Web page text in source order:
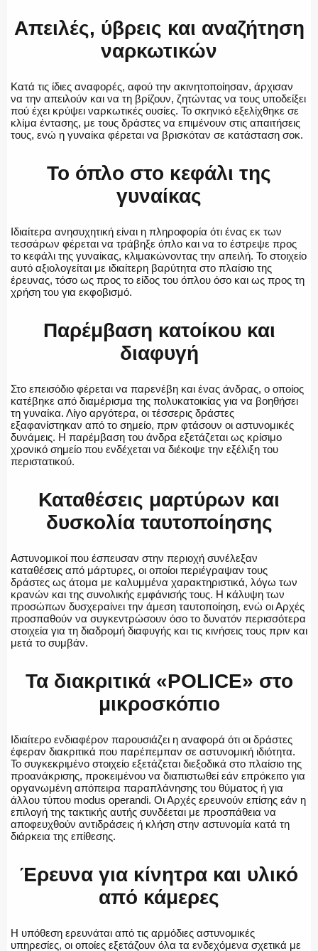
ΟΠΛΑ/ΕΞΟΠΛΙΣΜΟΣ
ΟΜΑΔΕΣ ΕΛ.ΑΣ.
Απειλές, ύβρεις και αναζήτηση
ναρκωτικών
Κατά τις ίδιες αναφορές, αφού την ακινητοποίησαν, άρχισαν
να την απειλούν και να τη βρίζουν, ζητώντας να τους υποδείξει
πού έχει κρύψει ναρκωτικές ουσίες. Το σκηνικό εξελίχθηκε σε
κλίμα έντασης, με τους δράστες να επιμένουν στις απαιτήσεις
τους, ενώ η γυναίκα φέρεται να βρισκόταν σε κατάσταση σοκ.
Το όπλο στο κεφάλι της
γυναίκας
Ιδιαίτερα ανησυχητική είναι η πληροφορία ότι ένας εκ των
τεσσάρων φέρεται να τράβηξε όπλο και να το έστρεψε προς
το κεφάλι της γυναίκας, κλιμακώνοντας την απειλή. Το στοιχείο
αυτό αξιολογείται με ιδιαίτερη βαρύτητα στο πλαίσιο της
έρευνας, τόσο ως προς το είδος του όπλου όσο και ως προς τη
χρήση του για εκφοβισμό.
Παρέμβαση κατοίκου και
διαφυγή
Στο επεισόδιο φέρεται να παρενέβη και ένας άνδρας, ο οποίος
κατέβηκε από διαμέρισμα της πολυκατοικίας για να βοηθήσει
τη γυναίκα. Λίγο αργότερα, οι τέσσερις δράστες
εξαφανίστηκαν από το σημείο, πριν φτάσουν οι αστυνομικές
δυνάμεις. Η παρέμβαση του άνδρα εξετάζεται ως κρίσιμο
χρονικό σημείο που ενδέχεται να διέκοψε την εξέλιξη του
περιστατικού.
Καταθέσεις μαρτύρων και
δυσκολία ταυτοποίησης
Αστυνομικοί που έσπευσαν στην περιοχή συνέλεξαν
καταθέσεις από μάρτυρες, οι οποίοι περιέγραψαν τους
δράστες ως άτομα με καλυμμένα χαρακτηριστικά, λόγω των
κρανών και της συνολικής εμφάνισής τους. Η κάλυψη των
προσώπων δυσχεραίνει την άμεση ταυτοποίηση, ενώ οι Αρχές
προσπαθούν να συγκεντρώσουν όσο το δυνατόν περισσότερα
στοιχεία για τη διαδρομή διαφυγής και τις κινήσεις τους πριν και
μετά το συμβάν.
Τα διακριτικά «POLICE» στο
μικροσκόπιο
Ιδιαίτερο ενδιαφέρον παρουσιάζει η αναφορά ότι οι δράστες
έφεραν διακριτικά που παρέπεμπαν σε αστυνομική ιδιότητα.
Το συγκεκριμένο στοιχείο εξετάζεται διεξοδικά στο πλαίσιο της
προανάκρισης, προκειμένου να διαπιστωθεί εάν επρόκειτο για
οργανωμένη απόπειρα παραπλάνησης του θύματος ή για
άλλου τύπου modus operandi. Οι Αρχές ερευνούν επίσης εάν η
επιλογή της τακτικής αυτής συνδέεται με προσπάθεια να
αποφευχθούν αντιδράσεις ή κλήση στην αστυνομία κατά τη
διάρκεια της επίθεσης.
Έρευνα για κίνητρα και υλικό
από κάμερες
Η υπόθεση ερευνάται από τις αρμόδιες αστυνομικές
υπηρεσίες, οι οποίες εξετάζουν όλα τα ενδεχόμενα σχετικά με